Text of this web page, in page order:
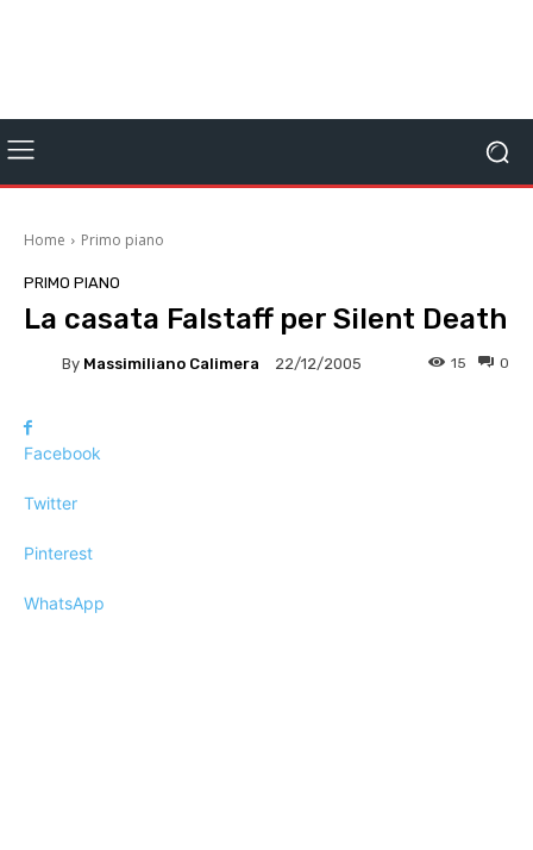
Home Primo piano
PRIMO PIANO
La casata Falstaff per Silent Death
By Massimiliano Calimera 22/12/2005 0
15
Facebook
Twitter
Pinterest
WhatsApp